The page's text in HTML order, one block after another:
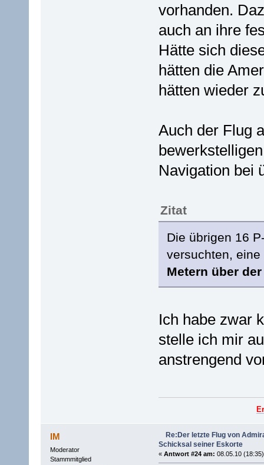
vorhanden.
auch an ihre
Hätte sich
hätten die
hätten wieder
Auch der Flug
Navigation bei
Zitat
Die übrigen 16
versuchten,
Metern über
Ich habe zwar
stelle ich mir
anstrengend
IM
Moderator
Stammmitglied
Re:Der letzte Flug von
Schicksal seiner Eskorte
« Antwort #24 am: 08.05.10